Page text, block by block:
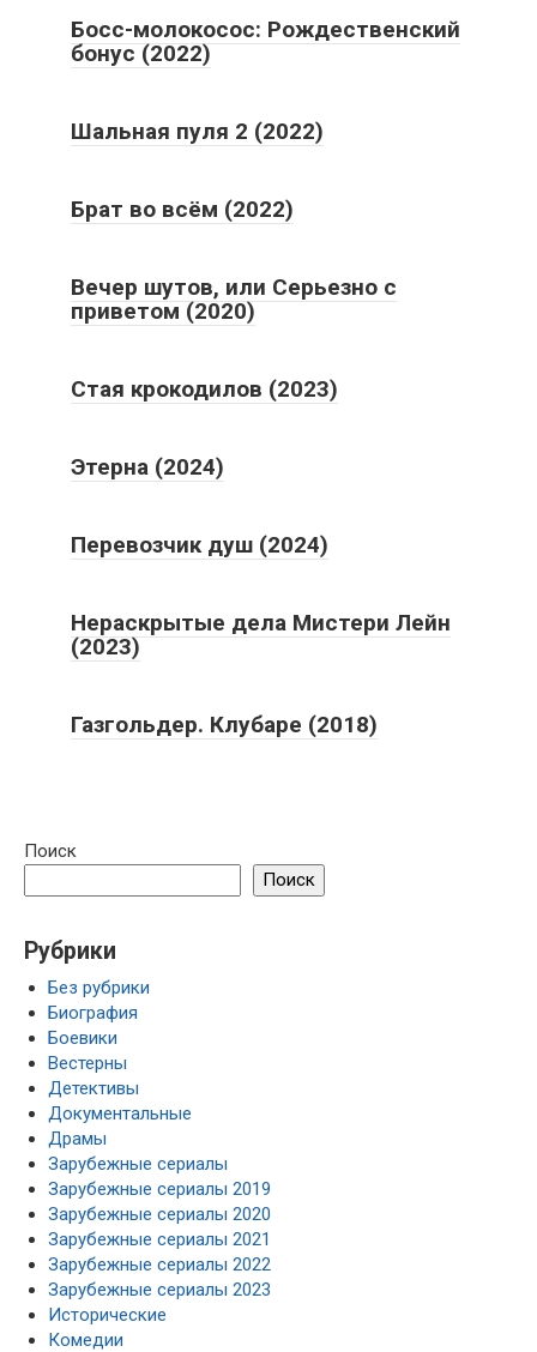
Босс-молокосос: Рождественский
бонус (2022)
Шальная пуля 2 (2022)
Брат во всём (2022)
Вечер шутов, или Серьезно с
приветом (2020)
Стая крокодилов (2023)
Этерна (2024)
Перевозчик душ (2024)
Нераскрытые дела Мистери Лейн
(2023)
Газгольдер. Клубаре (2018)
Поиск
Поиск
Рубрики
Без рубрики
Биография
Боевики
Вестерны
Детективы
Документальные
Драмы
Зарубежные сериалы
Зарубежные сериалы 2019
Зарубежные сериалы 2020
Зарубежные сериалы 2021
Зарубежные сериалы 2022
Зарубежные сериалы 2023
Исторические
Комедии